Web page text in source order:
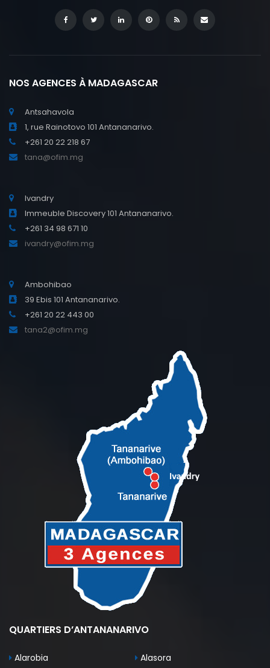
NOS AGENCES À MADAGASCAR
Antsahavola
1, rue Rainotovo 101 Antananarivo.
+261 20 22 218 67
tana@ofim.mg
Ivandry
Immeuble Discovery 101 Antananarivo.
+261 34 98 671 10
ivandry@ofim.mg
Ambohibao
39 Ebis 101 Antananarivo.
+261 20 22 443 00
tana2@ofim.mg
QUARTIERS D’ANTANANARIVO
Alarobia Alasora